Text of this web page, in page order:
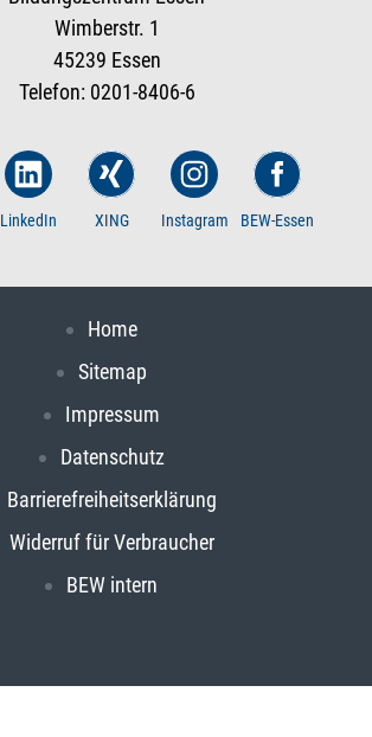
Wimberstr. 1
45239 Essen
Telefon: 0201-8406-6
LinkedIn XING Instagram BEW-Essen
Home
Sitemap
Impressum
Datenschutz
Barrierefreiheitserklärung
Widerruf für Verbraucher
BEW intern